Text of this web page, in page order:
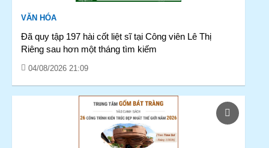
VĂN HÓA
Đã quy tập 197 hài cốt liệt sĩ tại Công viên Lê Thị
Riêng sau hơn một tháng tìm kiếm
04/08/2026 21:09